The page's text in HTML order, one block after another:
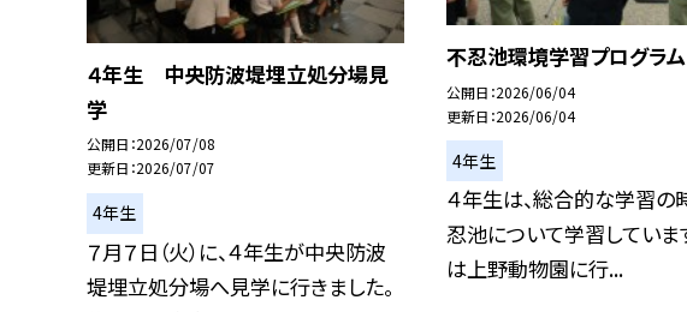
４年生 中央防波堤埋立処分場見
学
公開日 2026/07/08
更新日 2026/07/07
4年生
７月７日（火）に、４年生が中央防波
堤埋立処分場へ見学に行きました。
不忍池環境学習プログラム
公開日 2026/06/04
更新日 2026/06/04
4年生
４年生は、総合的な学習の
忍池について学習していま
は上野動物園に行...